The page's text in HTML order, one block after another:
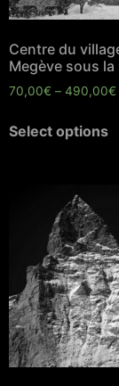
Centre du
Megève sous la
70,00€ – 490,00€
Select options